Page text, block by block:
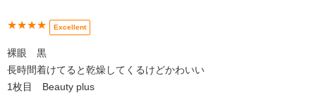
★★★★ Excellent
裸眼 黒
長時間着けてると乾燥してくるけどかわいい
1枚目 Beauty plus